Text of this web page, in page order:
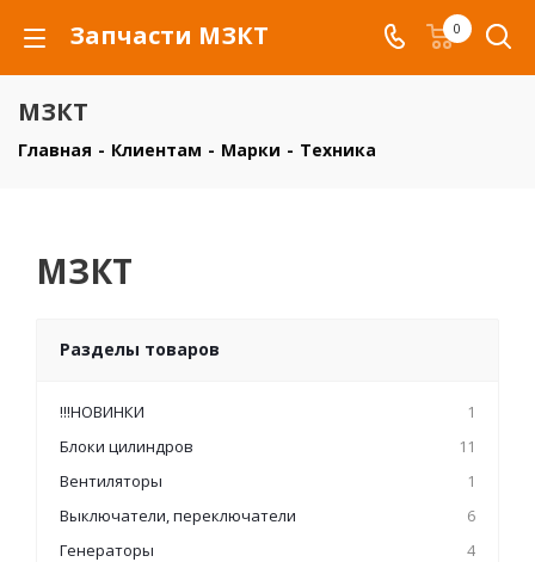
Запчасти МЗКТ 0
МЗКТ
Главная - Клиентам - Марки - Техника
МЗКТ
Разделы товаров
!!!НОВИНКИ
1
Блоки цилиндров
11
Вентиляторы
1
Выключатели, переключатели
6
Генераторы
4